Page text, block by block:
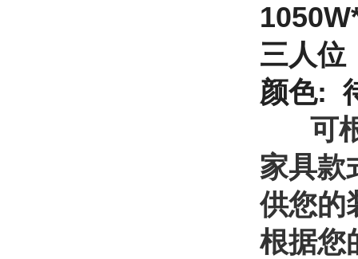
1050
三人位
颜色:
可根
家具款
供您的
根据您